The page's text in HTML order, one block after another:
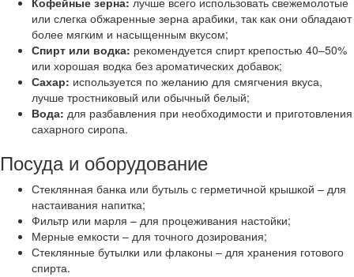
или слегка обжаренные зерна арабики, так как они обладают
более мягким и насыщенным вкусом;
Спирт или водка: рекомендуется спирт крепостью 40–50%
или хорошая водка без ароматических добавок;
Сахар: используется по желанию для смягчения вкуса,
лучше тростниковый или обычный белый;
Вода: для разбавления при необходимости и приготовления
сахарного сиропа.
Посуда и оборудование
Стеклянная банка или бутыль с герметичной крышкой – для
настаивания напитка;
Фильтр или марля – для процеживания настойки;
Мерные емкости – для точного дозирования;
Стеклянные бутылки или флаконы – для хранения готового
спирта.